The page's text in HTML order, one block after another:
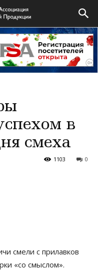
в
смеха
0
1103
смели с прилавков
«со смыслом».